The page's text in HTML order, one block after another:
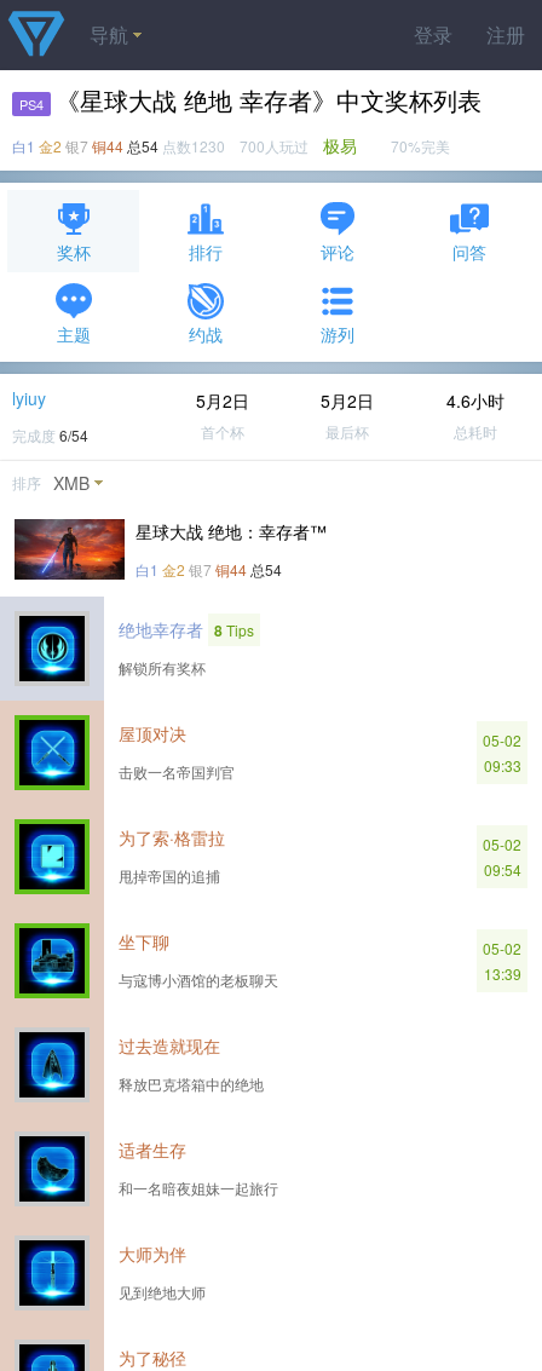
登录 注册
导航
PS4 《星球大战 绝地 幸存者》中文奖杯列表
白1 金2 银7 铜44 总54 点数1230 700人玩过 极易 70%完美
奖杯 排行 评论 问答
主题 约战 游列
lyiuy
完成度 6/54
5月2日
首个杯
5月2日
最后杯
4.6小时
总耗时
排序 XMB
星球大战 绝地：幸存者™
白1 金2 银7 铜44 总54
绝地幸存者 8Tips
解锁所有奖杯
屋顶对决
击败一名帝国判官
05-02
09:33
为了索·格雷拉
甩掉帝国的追捕
05-02
09:54
坐下聊
与寇博小酒馆的老板聊天
05-02
13:39
过去造就现在
释放巴克塔箱中的绝地
适者生存
和一名暗夜姐妹一起旅行
大师为伴
见到绝地大师
为了秘径